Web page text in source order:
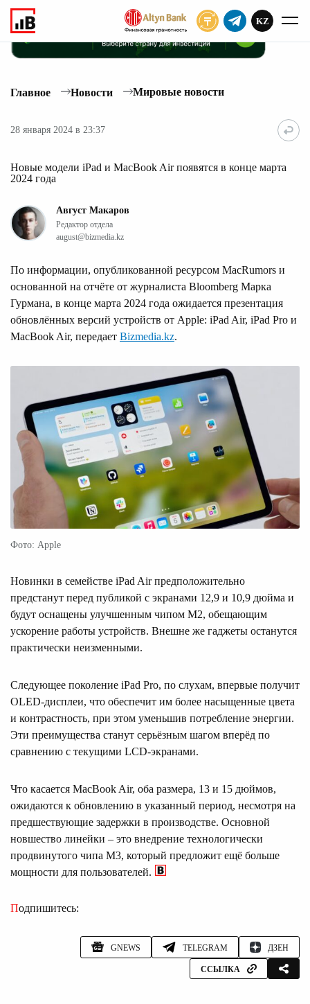
KZ
Главное Новости Мировые новости
28 января 2024 в 23:37
Новые модели iPad и MacBook Air появятся в конце марта
2024 года
Август Макаров
Редактор отдела
august@bizmedia.kz
По информации, опубликованной ресурсом MacRumors и
основанной на отчёте от журналиста Bloomberg Марка
Гурмана, в конце марта 2024 года ожидается презентация
обновлённых версий устройств от Apple: iPad Air, iPad Pro и
MacBook Air, передает Bizmedia.kz.
Фото: Apple
Новинки в семействе iPad Air предположительно
предстанут перед публикой с экранами 12,9 и 10,9 дюйма и
будут оснащены улучшенным чипом M2, обещающим
ускорение работы устройств. Внешне же гаджеты останутся
практически неизменными.
Следующее поколение iPad Pro, по слухам, впервые получит
OLED-дисплеи, что обеспечит им более насыщенные цвета
и контрастность, при этом уменьшив потребление энергии.
Эти преимущества станут серьёзным шагом вперёд по
сравнению с текущими LCD-экранами.
Что касается MacBook Air, оба размера, 13 и 15 дюймов,
ожидаются к обновлению в указанный период, несмотря на
предшествующие задержки в производстве. Основной
новшество линейки – это внедрение технологически
продвинутого чипа M3, который предложит ещё больше
мощности для пользователей.
Подпишитесь:
GNEWS TELEGRAM ДЗЕН
ССЫЛКА